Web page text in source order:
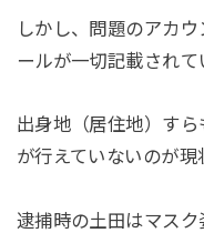
しかし、問題のアカ
ールが一切記載されて
出身地（居住地）す
が行えていないのが現
逮捕時の土田はマス